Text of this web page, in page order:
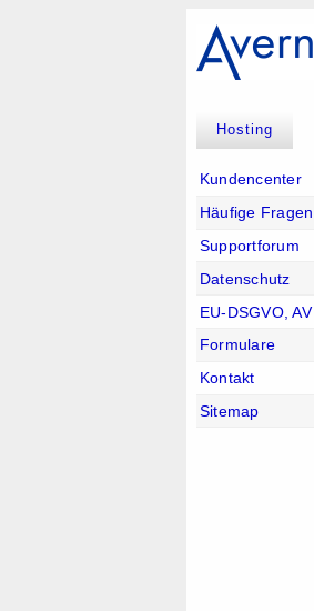
Hosting
Kundencenter
Häufige Fragen
Supportforum
Datenschutz
EU-DSGVO, AV
Formulare
Kontakt
Sitemap